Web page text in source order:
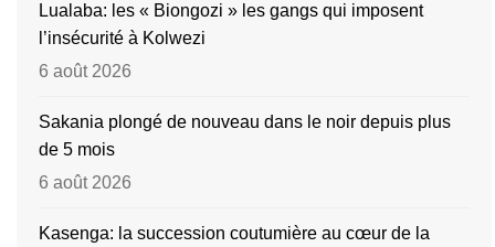
Lualaba: les « Biongozi » les gangs qui imposent
l’insécurité à Kolwezi
6 août 2026
Sakania plongé de nouveau dans le noir depuis plus
de 5 mois
6 août 2026
Kasenga: la succession coutumière au cœur de la